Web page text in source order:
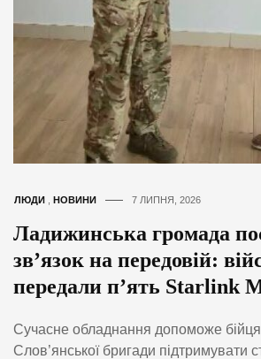
ЛЮДИ НОВИНИ 7 ЛИПНЯ, 2026
Ладижинська громада
зв’язок на передовій:
передали п’ять Starlink
Сучасне обладнання допоможе
Слов’янської бригади підтримувати